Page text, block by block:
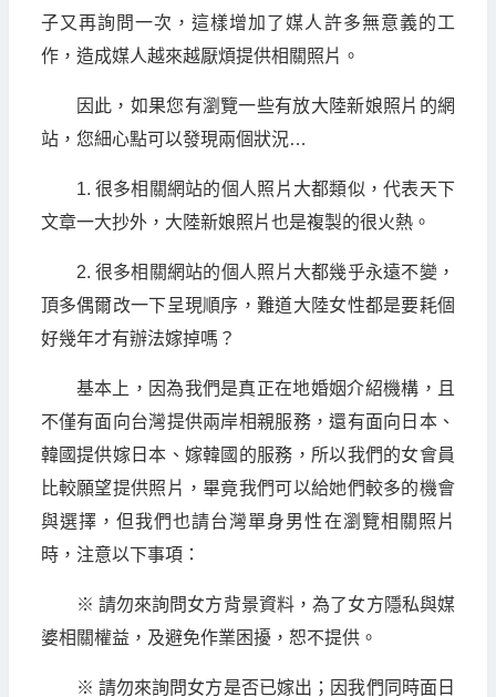
子又再詢問一次，這樣增加了媒人許多無意義的工
作，造成媒人越來越厭煩提供相關照片。
因此，如果您有瀏覽一些有放大陸新娘照片的網
站，您細心點可以發現兩個狀況…
1. 很多相關網站的個人照片大都類似，代表天下
文章一大抄外，大陸新娘照片也是複製的很火熱。
2. 很多相關網站的個人照片大都幾乎永遠不變，
頂多偶爾改一下呈現順序，難道大陸女性都是要耗個
好幾年才有辦法嫁掉嗎？
基本上，因為我們是真正在地婚姻介紹機構，且
不僅有面向台灣提供兩岸相親服務，還有面向日本、
韓國提供嫁日本、嫁韓國的服務，所以我們的女會員
比較願望提供照片，畢竟我們可以給她們較多的機會
與選擇，但我們也請台灣單身男性在瀏覽相關照片
時，注意以下事項：
※ 請勿來詢問女方背景資料，為了女方隱私與媒
婆相關權益，及避免作業困擾，恕不提供。
※ 請勿來詢問女方是否已嫁出；因我們同時面日